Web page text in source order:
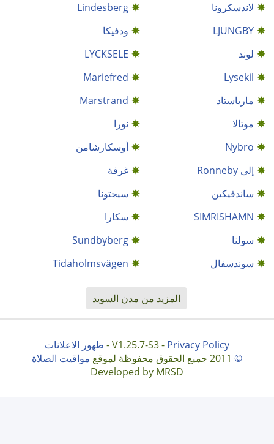
لاندسكرونا
Lindesberg
LJUNGBY
ودفيكا
لوند
LYCKSELE
Lysekil
Mariefred
مارياستاد
Marstrand
موتالا
نورا
Nybro
أوسكارشامن
إلى Ronneby
غرفة
ساندفيكين
سيجتونا
SIMRISHAMN
سكارا
سولنا
Sundbyberg
سوندسفال
Tidaholmsvägen
المزيد من مدن السويد
V1.25.7-S3 - Privacy Policy
- ظهور الاعلانات
©
مواقيت الصلاة
Developed by MRSD